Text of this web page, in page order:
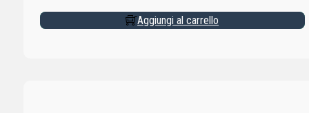
Aggiungi al carrello